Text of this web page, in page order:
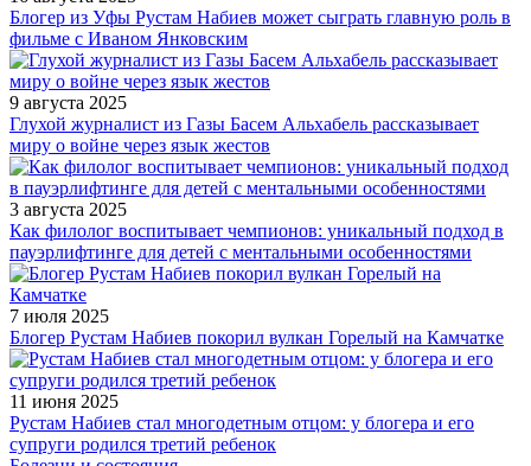
Блогер из Уфы Рустам Набиев может сыграть главную роль в
фильме с Иваном Янковским
9 августа 2025
Глухой журналист из Газы Басем Альхабель рассказывает
миру о войне через язык жестов
3 августа 2025
Как филолог воспитывает чемпионов: уникальный подход в
пауэрлифтинге для детей с ментальными особенностями
7 июля 2025
Блогер Рустам Набиев покорил вулкан Горелый на Камчатке
11 июня 2025
Рустам Набиев стал многодетным отцом: у блогера и его
супруги родился третий ребенок